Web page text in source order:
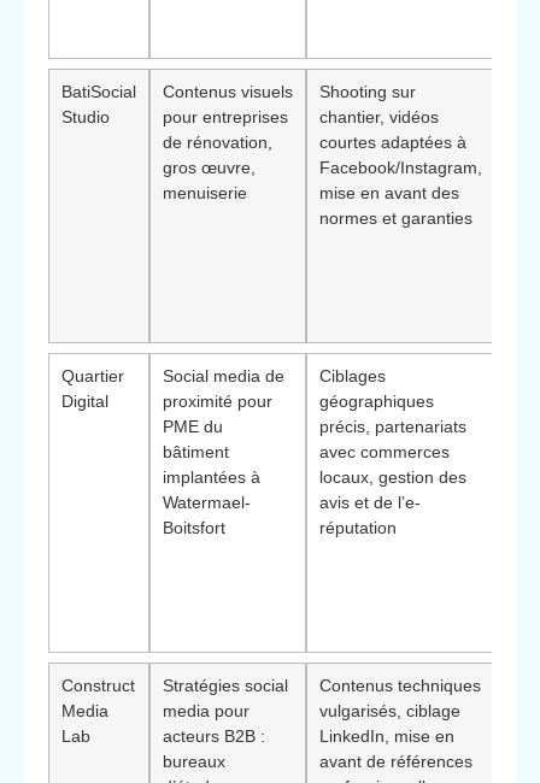
BatiSocial
Studio
Contenus visuels
pour entreprises
de rénovation,
gros œuvre,
menuiserie
Shooting sur
chantier, vidéos
courtes adaptées à
Facebook/Instagram,
mise en avant des
normes et garanties
Quartier
Digital
Social media de
proximité pour
PME du
bâtiment
implantées à
Watermael-
Boitsfort
Ciblages
géographiques
précis, partenariats
avec commerces
locaux, gestion des
avis et de l’e-
réputation
Construct
Media
Lab
Stratégies social
media pour
acteurs B2B :
bureaux
Contenus techniques
vulgarisés, ciblage
LinkedIn, mise en
avant de références